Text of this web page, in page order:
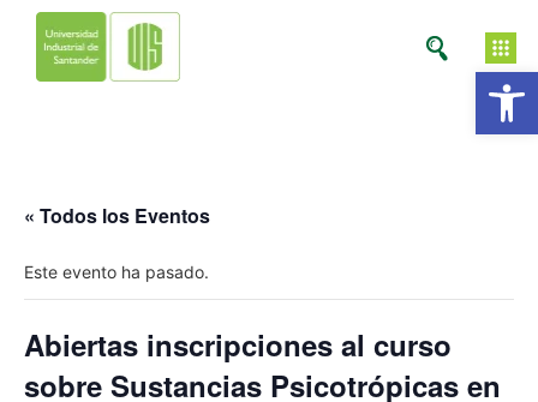
« Todos los Eventos
Este evento ha pasado.
Abiertas inscripciones al curso
sobre Sustancias Psicotrópicas en